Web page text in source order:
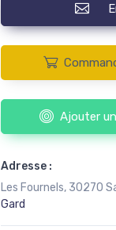
Ajouter
Adresse :
Les Fournels, 30270
Gard